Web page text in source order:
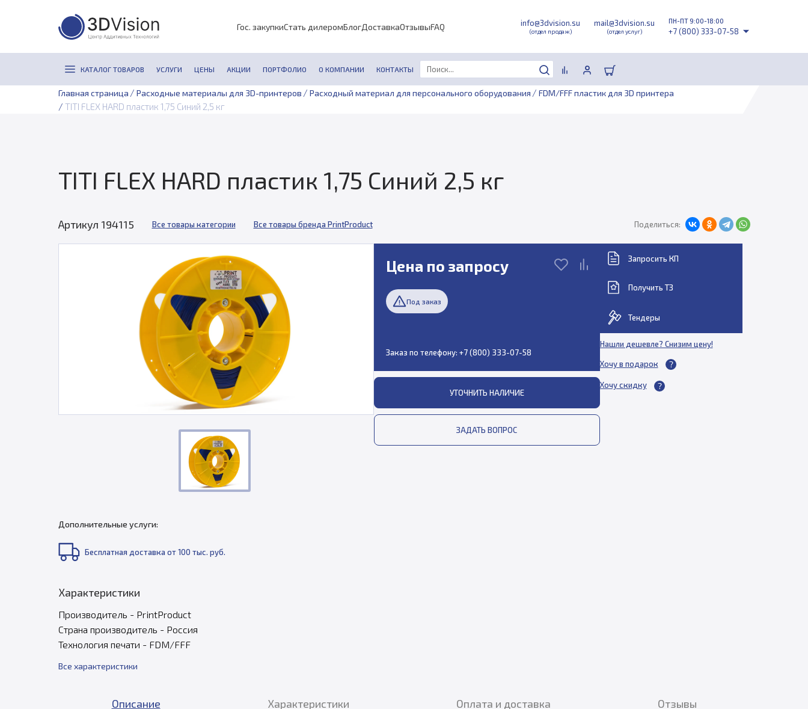
Гос. закупкиСтать дилеромБлогДоставкаОтзывыFAQ info@3dvision.su
(отдел продаж)
mail@3dvision.su
(отдел услуг)
ПН-ПТ 9:00-18:00
+7 (800) 333-07-58
КАТАЛОГ ТОВАРОВ УСЛУГИ ЦЕНЫ АКЦИИ ПОРТФОЛИО О КОМПАНИИ КОНТАКТЫ
Главная страница / Расходные материалы для 3D-принтеров / Расходный материал для персонального оборудования / FDM/FFF пластик для 3D принтера
/ TITI FLEX HARD пластик 1,75 Синий 2,5 кг
TITI FLEX HARD пластик 1,75 Синий 2,5 кг
Артикул 194115 Все товары категории Все товары бренда PrintProduct Поделиться:
Цена по запросу
Под заказ
Заказ по телефону: +7 (800) 333-07-58
УТОЧНИТЬ НАЛИЧИЕ
ЗАДАТЬ ВОПРОС
Запросить КП
Получить ТЗ
Тендеры
Нашли дешевле? Снизим цену!
Хочу в подарок
Хочу скидку
Дополнительные услуги:
Бесплатная доставка от 100 тыс. руб.
Характеристики
Производитель - PrintProduct
Страна производитель - Россия
Технология печати - FDM/FFF
Все характеристики
Описание Характеристики Оплата и доставка Отзывы